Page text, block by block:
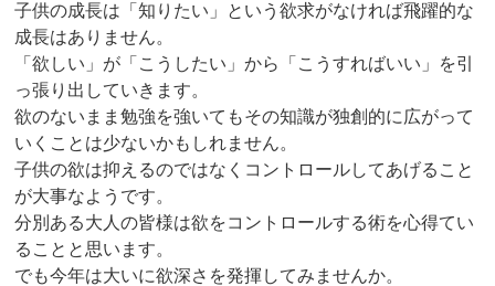
子供の成長は「知りたい」という欲求がなければ飛躍的な
成長はありません。
「欲しい」が「こうしたい」から「こうすればいい」を引
っ張り出していきます。
欲のないまま勉強を強いてもその知識が独創的に広がって
いくことは少ないかもしれません。
子供の欲は抑えるのではなくコントロールしてあげること
が大事なようです。
分別ある大人の皆様は欲をコントロールする術を心得てい
ることと思います。
でも今年は大いに欲深さを発揮してみませんか。